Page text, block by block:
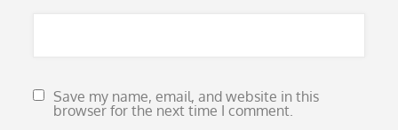
Save my name, email, and website in this
browser for the next time I comment.